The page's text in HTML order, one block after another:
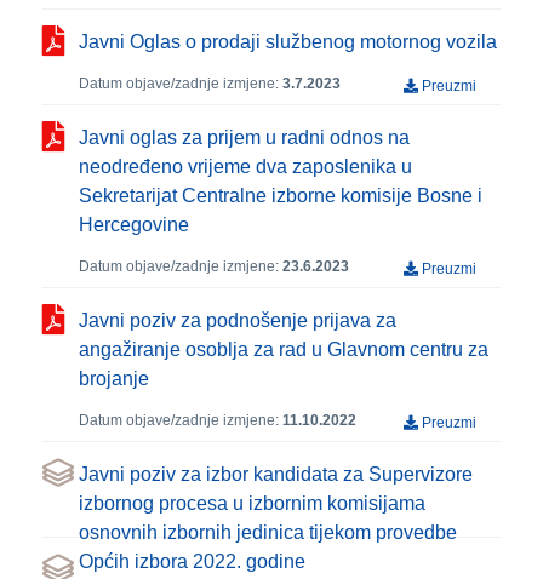
Javni Oglas o prodaji službenog motornog vozila
Datum objave/zadnje izmjene: 3.7.2023 Preuzmi
Javni oglas za prijem u radni odnos na
neodređeno vrijeme dva zaposlenika u
Sekretarijat Centralne izborne komisije Bosne i
Hercegovine
Datum objave/zadnje izmjene: 23.6.2023 Preuzmi
Javni poziv za podnošenje prijava za
angažiranje osoblja za rad u Glavnom centru za
brojanje
Datum objave/zadnje izmjene: 11.10.2022 Preuzmi
Javni poziv za izbor kandidata za Supervizore
izbornog procesa u izbornim komisijama
osnovnih izbornih jedinica tijekom provedbe
Općih izbora 2022. godine